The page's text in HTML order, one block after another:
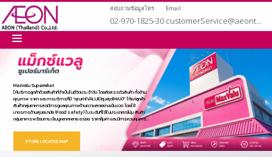
สอบถามข้อมูลโทร.
02-970-1825-30
Email :
customerService@aeonthailand.biz
หน้าหลัก
เกี่ยวกับเรา
สินค้าและบริการ
MaxValu Supermrket
ให้บริการลูกค้าด้วยสินค้าที่จำเป็นในชีวิตประจำวัน โดยคัดสรรตัวสินค้า ทั้งด้าน
คุณภาพ ราคา และการบริการที่มี “คุณค่า(VALUE)สูงสุด(MAX)” ให้แก่ลูกค้า
สินค้ากลุ่มอาหารสดมีการดูแลคุณภาพด้านความสดอย่างเข้มงวด โดยใช้
มาตรการด้านสุขอนามัย (Food safety) ในระดับที่ใช้ในประเทศญี่ปุ่น สินค้า
กลุ่มอาหารพร้อมทาน มีเมนูหลากหลาย อร่อย ราคาคุ้มค่า และมีการควบคุมการ
ผลิตทุกขั้นตอน ตั้งแต่การควบคุมคุณภาพของวัสถุดิบ จนถึงระยะเวลาการวาง
ขายและเพื่อความสะดวกของลูกค้า จึงเปิดให้บริการตามความต้องการของลูกค้า
ในพื้นที่นั้นๆ ปัจจุบันเปิดให้บริการ แม็กซ์แวลู ซูเปอร์มาร์เก็ต สาขาแรกเดือน
ตุลาคม 2550 บนถนนนวมินทร์ ชื่อแม็กซ์แวลู สาขานวมินทร์ ปัจจุบันมีทั้งหมด 24
สาขา ในเขตกรุงเทพและปริมณฑลและศรีราชา
STORE LOCATED MAP